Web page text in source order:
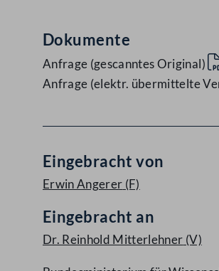
Dokumente
Anfrage (gescanntes Original)
Anfrage (elektr. übermittelte
Eingebracht von
Erwin Angerer (F)
Eingebracht an
Dr. Reinhold Mitterlehner (V)